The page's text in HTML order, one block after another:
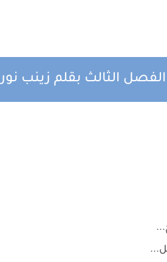
الثالث بقلم زينب نور